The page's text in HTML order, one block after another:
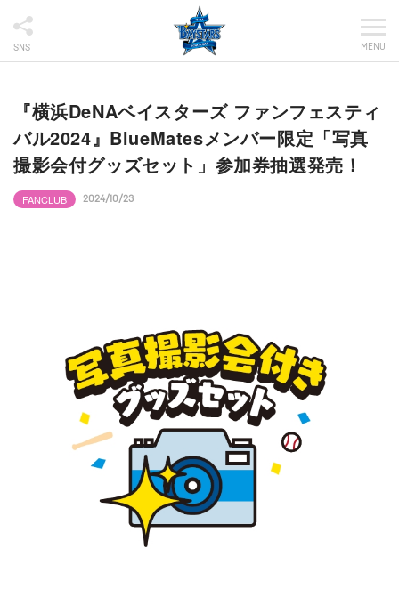
SNS MENU
『横浜DeNAベイスターズ ファンフェスティ
バル2024』BlueMatesメンバー限定「写真
撮影会付グッズセット」参加券抽選発売！
FANCLUB 2024/10/23